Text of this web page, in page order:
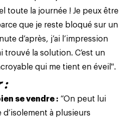
toute la journée ! Je peux être
que je reste bloqué sur un
d’après, j’ai l’impression
trouvé la solution. C’est un
qui me tient en éveil".
:
se vendre : “On peut lui
à plusieurs